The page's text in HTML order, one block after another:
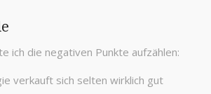
ich die negativen Punkte aufzählen:
verkauft sich selten wirklich gut